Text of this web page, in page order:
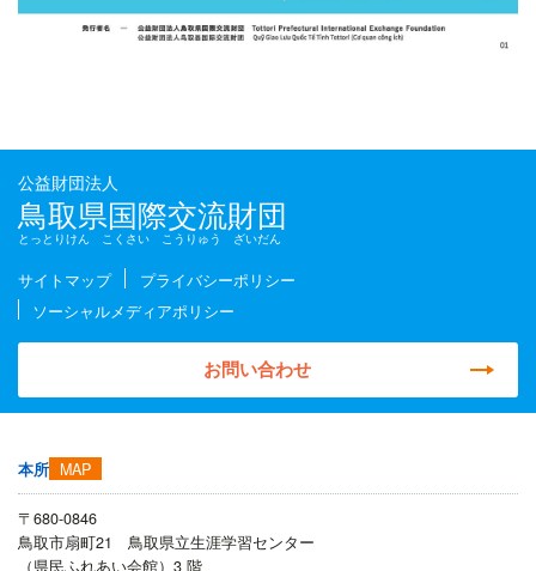
公益財団法人
鳥取県国際交流財団
とっとりけん こくさい こうりゅう ざいだん
サイトマップ
プライバシーポリシー
ソーシャルメディアポリシー
お問い合わせ
本所 MAP
〒680-0846
鳥取市扇町21 鳥取県立生涯学習センター
（県民ふれあい会館）3 階